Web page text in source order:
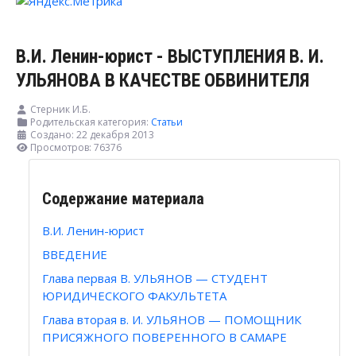
В.И. Ленин-юрист - ВЫСТУПЛЕНИЯ В. И.
УЛЬЯНОВА В КАЧЕСТВЕ ОБВИНИТЕЛЯ
Стерник И.Б.
Родительская категория: Статьи
Создано: 22 декабря 2013
Просмотров: 76376
Содержание материала
В.И. Ленин-юрист
ВВЕДЕНИЕ
Глава первая В. УЛЬЯНОВ — СТУДЕНТ
ЮРИДИЧЕСКОГО ФАКУЛЬТЕТА
Глава вторая в. И. УЛЬЯНОВ — ПОМОЩНИК
ПРИСЯЖНОГО ПОВЕРЕННОГО В САМАРЕ